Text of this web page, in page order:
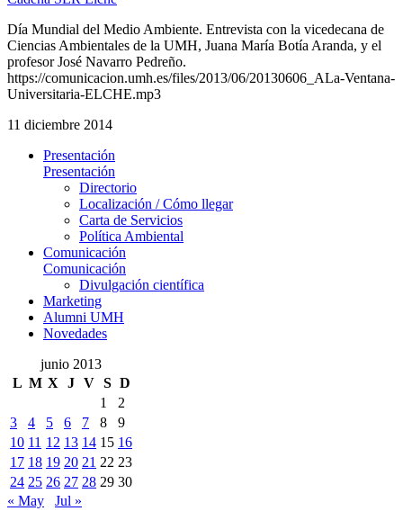
Día Mundial del Medio Ambiente. Entrevista con la vicedecana de
Ciencias Ambientales de la UMH, Juana María Botía Aranda, y el
profesor José Navarro Pedreño.
https://comunicacion.umh.es/files/2013/06/20130606_ALa-Ventana-
Universitaria-ELCHE.mp3
11 diciembre 2014
Presentación
Presentación
Directorio
Localización / Cómo llegar
Carta de Servicios
Política Ambiental
Comunicación
Comunicación
Divulgación científica
Marketing
Alumni UMH
Novedades
junio 2013
L M X J V S D
1
2
3
4 5 6 7 8
9
10 11 12 13 14 15 16
17 18 19 20 21 22 23
24 25 26 27 28 29 30
« May
Jul »